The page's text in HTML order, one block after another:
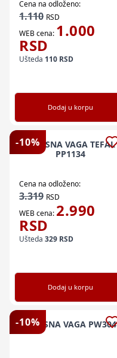
Cena na odloženo:
1.110 RSD
WEB cena: 1.000
RSD
Ušteda 110 RSD
Dodaj u korpu
-10%
TELESNA VAGA TEFAL
PP1134
Cena na odloženo:
3.319 RSD
WEB cena: 2.990
RSD
Ušteda 329 RSD
Dodaj u korpu
-10%
TELESNA VAGA PW304